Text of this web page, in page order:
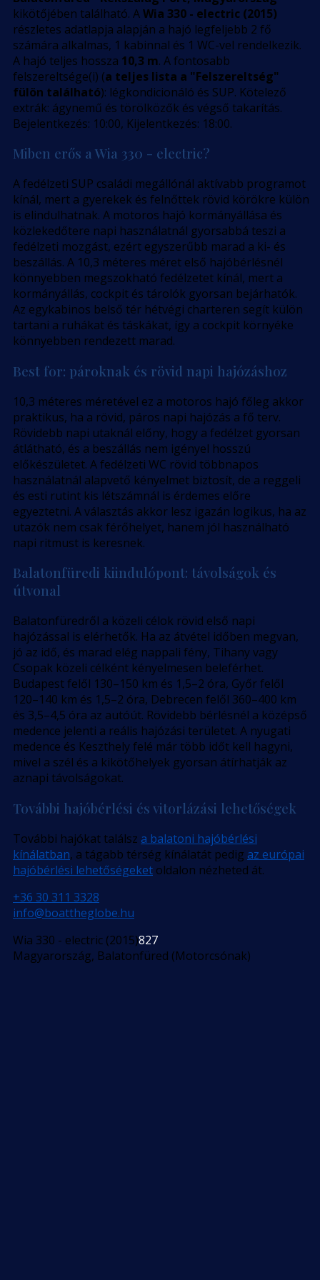
kikötőjében található. AWia 330 - electric (2015)
részletes adatlapja alapján a hajó legfeljebb 2 fő
számára alkalmas, 1 kabinnal és 1 WC-vel rendelkezik.
A hajó teljes hossza 10,3 m. A fontosabb
felszereltsége(i) (a teljes lista a "Felszereltség"
fülön található): légkondicionáló és SUP. Kötelező
extrák: ágynemű és törölközők és végső takarítás.
Bejelentkezés: 10:00, Kijelentkezés: 18:00.
Miben erős a Wia 330 - electric?
A fedélzeti SUP családi megállónál aktívabb programot
kínál, mert a gyerekek és felnőttek rövid körökre külön
is elindulhatnak. A motoros hajó kormányállása és
közlekedőtere napi használatnál gyorsabbá teszi a
fedélzeti mozgást, ezért egyszerűbb marad a ki- és
beszállás. A 10,3 méteres méret első hajóbérlésnél
könnyebben megszokható fedélzetet kínál, mert a
kormányállás, cockpit és tárolók gyorsan bejárhatók.
Az egykabinos belső tér hétvégi charteren segít külön
tartani a ruhákat és táskákat, így a cockpit környéke
könnyebben rendezett marad.
Best for: pároknak és rövid napi hajózáshoz
10,3 méteres méretével ez a motoros hajó főleg akkor
praktikus, ha a rövid, páros napi hajózás a fő terv.
Rövidebb napi utaknál előny, hogy a fedélzet gyorsan
átlátható, és a beszállás nem igényel hosszú
előkészületet. A fedélzeti WC rövid többnapos
használatnál alapvető kényelmet biztosít, de a reggeli
és esti rutint kis létszámnál is érdemes előre
egyeztetni. A választás akkor lesz igazán logikus, ha az
utazók nem csak férőhelyet, hanem jól használható
napi ritmust is keresnek.
Balatonfüredi kiindulópont: távolságok és
útvonal
Balatonfüredről a közeli célok rövid első napi
hajózással is elérhetők. Ha az átvétel időben megvan,
jó az idő, és marad elég nappali fény, Tihany vagy
Csopak közeli célként kényelmesen beleférhet.
Budapest felől 130–150 km és 1,5–2 óra, Győr felől
120–140 km és 1,5–2 óra, Debrecen felől 360–400 km
és 3,5–4,5 óra az autóút. Rövidebb bérlésnél a középső
medence jelenti a reális hajózási területet. A nyugati
medence és Keszthely felé már több időt kell hagyni,
mivel a szél és a kikötőhelyek gyorsan átírhatják az
aznapi távolságokat.
További hajóbérlési és vitorlázási lehetőségek
További hajókat találsz a balatoni hajóbérlési
kínálatban, a tágabb térség kínálatát pedig az európai
hajóbérlési lehetőségeket oldalon nézheted át.
+36 30 311 3328
info@boattheglobe.hu
Wia 330 - electric (2015)827
Magyarország, Balatonfüred (Motorcsónak)